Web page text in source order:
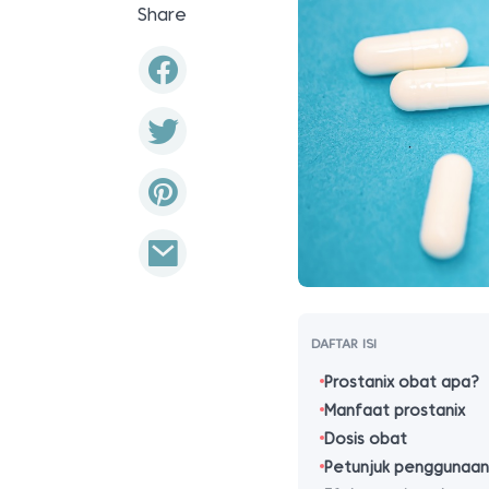
Share
DAFTAR ISI
Prostanix obat apa?
Manfaat prostanix
Dosis obat
Petunjuk penggunaan